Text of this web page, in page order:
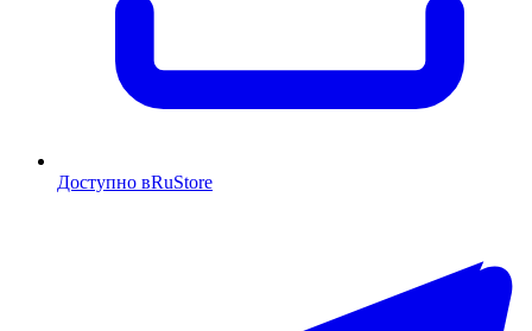
Доступно вRuStore